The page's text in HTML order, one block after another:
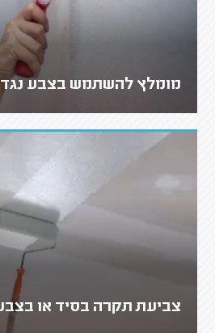
מומלץ להשתמש בצבע
צביעת תקרה בסיד או